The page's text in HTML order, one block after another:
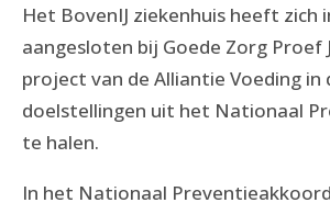
Het BovenIJ ziekenhuis heeft zich
aangesloten bij Goede Zorg Proef
project van de Alliantie Voeding in
doelstellingen uit het Nationaal
te halen.
In het Nationaal